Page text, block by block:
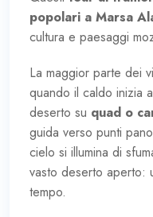
popolari a Marsa
cultura e paesaggi
La maggior parte dei
quando il caldo inizia
deserto su quad o
guida verso punti
cielo si illumina di
vasto deserto aperto:
tempo.